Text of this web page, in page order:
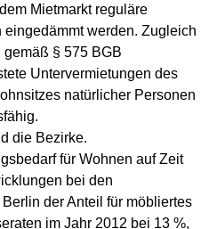
Mietmarkt reguläre
werden. Zugleich
§ 575 BGB
Untervermietungen des
natürlicher Personen
die Bezirke.
für Wohnen auf Zeit
bei den
der Anteil für möbliertes
im Jahr 2012 bei 13 %,